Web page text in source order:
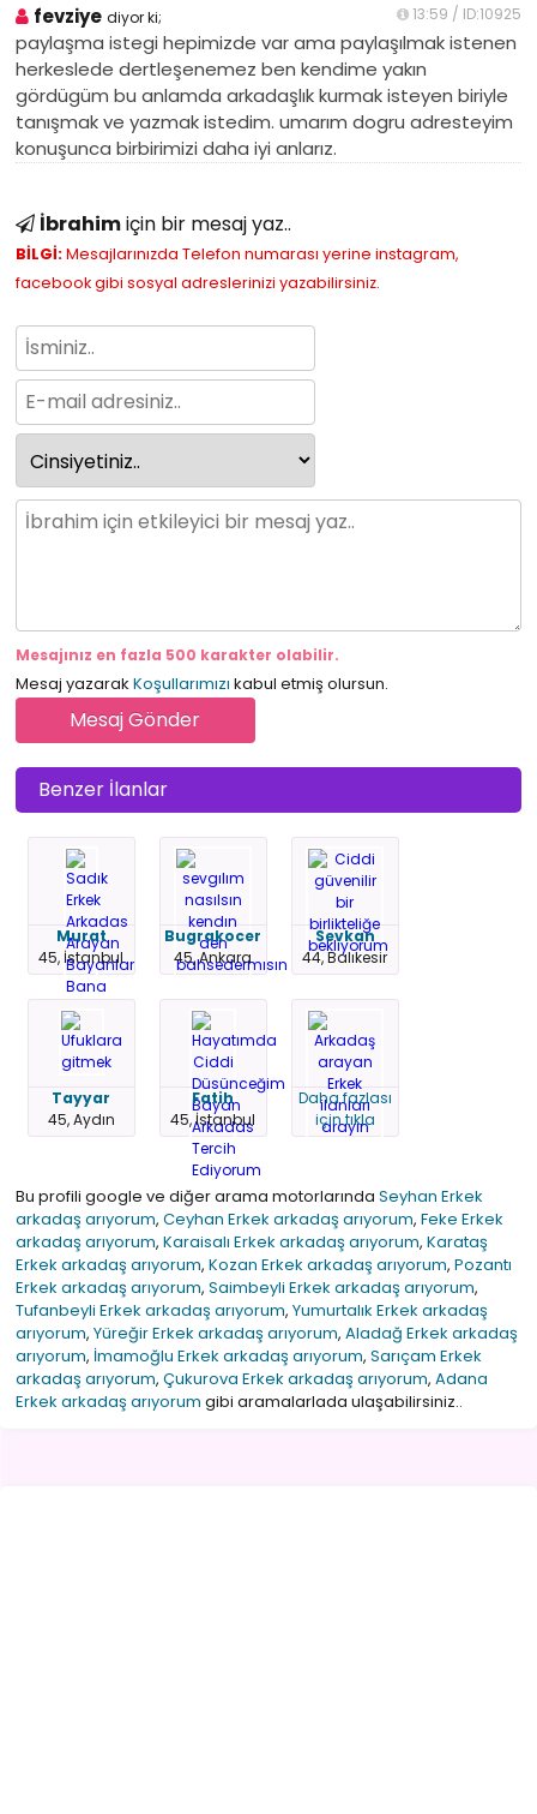
fevziye diyor ki; 13:59 / ID:10925
paylaşma istegi hepimizde var ama paylaşılmak istenen
herkeslede dertleşenemez ben kendime yakın
gördügüm bu anlamda arkadaşlık kurmak isteyen biriyle
tanışmak ve yazmak istedim. umarım dogru adresteyim
konuşunca birbirimizi daha iyi anlarız.
İbrahimiçin bir mesaj yaz..
BİLGİ:Mesajlarınızda Telefon numarası yerine instagram,
facebook gibi sosyal adreslerinizi yazabilirsiniz.
Mesajınız en fazla 500 karakter olabilir.
Mesaj yazarak Koşullarımızı kabul etmiş olursun.
Benzer İlanlar
Murat
45, İstanbul
Bugrakocer
45, Ankara
Sevkan
44, Balıkesir
Tayyar
45, Aydın
Fatih
45, İstanbul
Daha fazlası
için tıkla
Bu profili google ve diğer arama motorlarında Seyhan Erkek
arkadaş arıyorum, Ceyhan Erkek arkadaş arıyorum, Feke Erkek
arkadaş arıyorum, Karaisalı Erkek arkadaş arıyorum, Karataş
Erkek arkadaş arıyorum, Kozan Erkek arkadaş arıyorum, Pozantı
Erkek arkadaş arıyorum, Saimbeyli Erkek arkadaş arıyorum,
Tufanbeyli Erkek arkadaş arıyorum, Yumurtalık Erkek arkadaş
arıyorum, Yüreğir Erkek arkadaş arıyorum, Aladağ Erkek arkadaş
arıyorum, İmamoğlu Erkek arkadaş arıyorum, Sarıçam Erkek
arkadaş arıyorum, Çukurova Erkek arkadaş arıyorum, Adana
Erkek arkadaş arıyorum gibi aramalarlada ulaşabilirsiniz..